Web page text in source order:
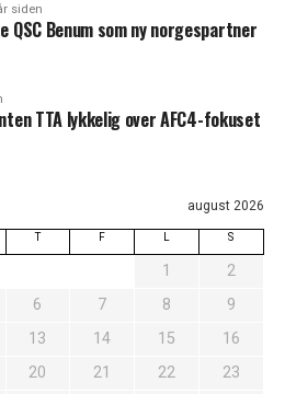
siden
QSC Benum som ny norgespartner
TTA lykkelig over AFC4-fokuset
august 2026
T F S
1
2
6 7 8
9
13 14 15
16
20 21 22 23